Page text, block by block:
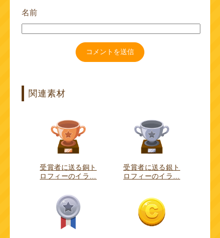
名前
関連素材
受賞者に送る銅ト
ロフィーのイラ…
受賞者に送る銀ト
ロフィーのイラ…